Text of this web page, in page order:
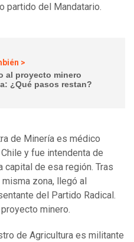
partido del Mandatario.
>
al proyecto minero
¿Qué pasos restan?
de Minería es médico
y fue intendenta de
de esa región. Tras
zona, llegó al
del Partido Radical.
minero.
de Agricultura es militante